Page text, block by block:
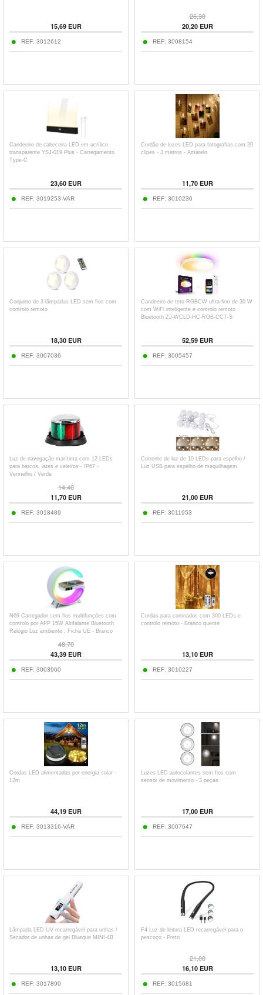
15,69EUR
REF: 3012612
26,30
20,20EUR
REF: 3008154
Candeeiro de cabeceira LED em acrílico
transparente YSJ-019 Plus - Carregamento
Type-C
23,60EUR
REF: 3019253-VAR
Cordão de luzes LED para fotografias com 20
clipes - 3 metros - Amarelo
11,70EUR
REF: 3010236
Conjunto de 3 lâmpadas LED sem fios com
controlo remoto
18,30EUR
REF: 3007036
Candeeiro de teto RGBCW ultra-fino de 30 W
com WiFi inteligente e controlo remoto
Bluetooth ZJ-WCLD-HC-RGB-CCT-S
52,59EUR
REF: 3005457
Luz de navegação marítima com 12 LEDs
para barcos, iates e veleiros - IP67 -
Vermelho / Verde
14,40
11,70EUR
REF: 3018489
Corrente de luz de 10 LEDs para espelho /
Luz USB para espelho de maquilhagem
21,00EUR
REF: 3011953
N69 Carregador sem fios multifunções com
controlo por APP 15W Altifalante Bluetooth
Relógio Luz ambiente , Ficha UE - Branco
48,70
43,39EUR
REF: 3003960
Cordas para cortinados com 300 LEDs e
controlo remoto - Branco quente
13,10EUR
REF: 3010227
Cordas LED alimentadas por energia solar -
12m
44,19EUR
REF: 3013316-VAR
Luzes LED autocolantes sem fios com
sensor de movimento - 3 peças
17,00EUR
REF: 3007647
Lâmpada LED UV recarregável para unhas /
Secador de unhas de gel Blueque MINI-4B
13,10EUR
REF: 3017890
F4 Luz de leitura LED recarregável para o
pescoço - Preto
21,00
16,10EUR
REF: 3015681